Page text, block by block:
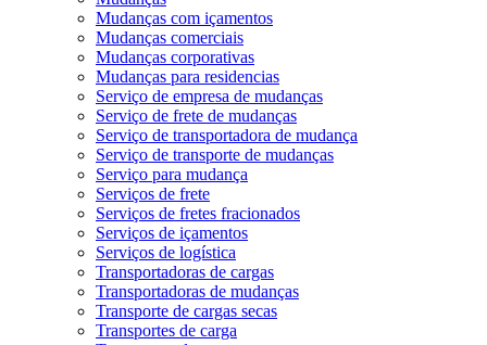
Mudanças com içamentos
Mudanças comerciais
Mudanças corporativas
Mudanças para residencias
Serviço de empresa de mudanças
Serviço de frete de mudanças
Serviço de transportadora de mudança
Serviço de transporte de mudanças
Serviço para mudança
Serviços de frete
Serviços de fretes fracionados
Serviços de içamentos
Serviços de logística
Transportadoras de cargas
Transportadoras de mudanças
Transporte de cargas secas
Transportes de carga